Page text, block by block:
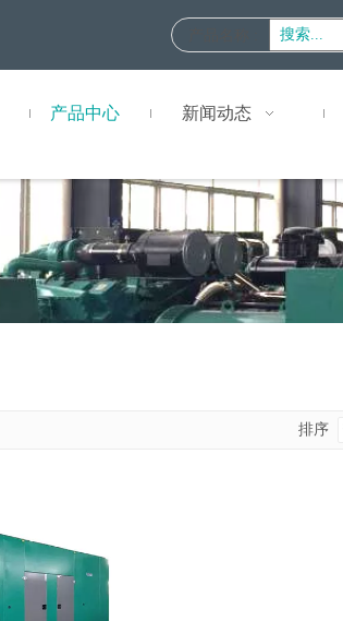
产品中心 新闻动态
排序